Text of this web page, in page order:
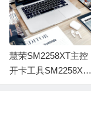
慧荣SM2258XT主控
开卡工具SM2258XT_